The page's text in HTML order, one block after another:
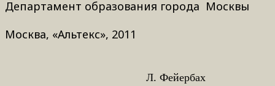
Департамент образования города Москвы
Москва, «Альтекс», 2011
Л. Фейербах